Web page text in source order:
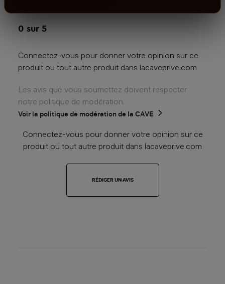
0 sur 5
Connectez-vous pour donner votre opinion sur ce
produit ou tout autre produit dans lacaveprive.com
Les avis que vous soumettez doivent respecter
notre politique de modération.
Voir la politique de modération de la CAVE
Connectez-vous pour donner votre opinion sur ce
produit ou tout autre produit dans lacaveprive.com
RÉDIGER UN AVIS